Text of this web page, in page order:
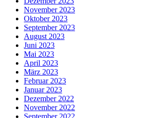
November 2023
Oktober 2023
September 2023
August 2023
Juni 2023
Mai 2023
April 2023
März 2023
Februar 2023
Januar 2023
Dezember 2022
November 2022